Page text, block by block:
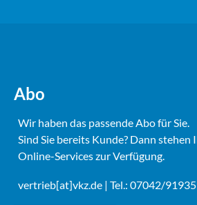
Abo
Wir haben das passende Abo für Sie.
Sind Sie bereits Kunde? Dann stehen
Online-Services zur Verfügung.
vertrieb[at]vkz.de | Tel.: 07042/91935